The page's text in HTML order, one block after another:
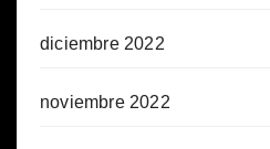
diciembre 2022
noviembre 2022